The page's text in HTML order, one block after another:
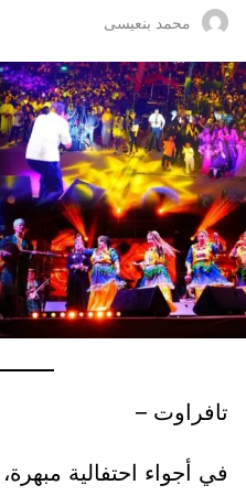
محمد بنعيسى
تافراوت –
في أجواء احتفالية